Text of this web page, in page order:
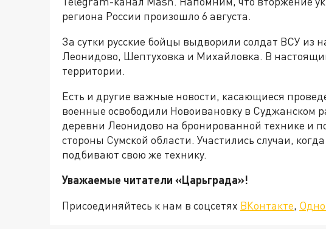
региона России произошло 6 августа.
За сутки русские бойцы выдворили солдат ВСУ из
Леонидово, Шептуховка и Михайловка. В
территории.
Есть и другие важные новости, касающиеся
военные освободили Новоивановку в Суджанском
деревни Леонидово на бронированной технике и
стороны Сумской области. Участились случаи,
подбивают свою же технику.
Уважаемые читатели «Царьграда»!
Присоединяйтесь к нам в соцсетях ВКонтакте,